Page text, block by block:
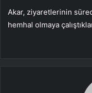
Akar, ziyaretlerinin
hemhal olmaya